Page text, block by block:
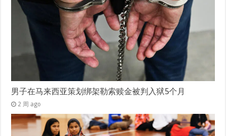
男子在马来西亚策划绑架勒索赎金被判入狱5个月
2 周 ago